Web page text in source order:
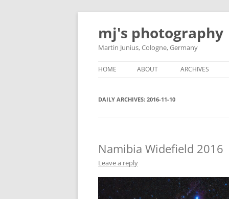
Skip
content
mj's photography
Martin Junius, Cologne, Germany
HOME ABOUT ARCHIVES
DAILY ARCHIVES: 2016-11-10
Namibia Widefield 2016
Leave a reply